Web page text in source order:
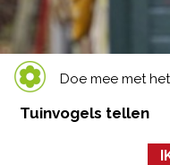
Doe mee met
Tuinvogels tellen